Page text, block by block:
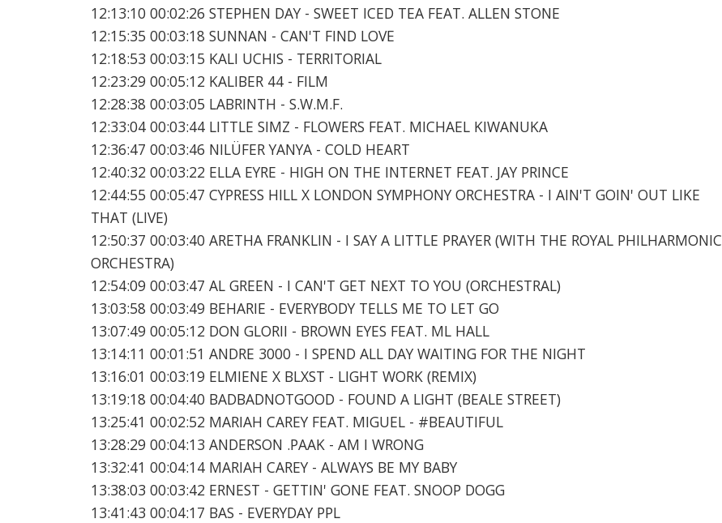
12:13:10 00:02:26 STEPHEN DAY - SWEET ICED TEA FEAT. ALLEN STONE
12:15:35 00:03:18 SUNNAN - CAN'T FIND LOVE
12:18:53 00:03:15 KALI UCHIS - TERRITORIAL
12:23:29 00:05:12 KALIBER 44 - FILM
12:28:38 00:03:05 LABRINTH - S.W.M.F.
12:33:04 00:03:44 LITTLE SIMZ - FLOWERS FEAT. MICHAEL KIWANUKA
12:36:47 00:03:46 NILÜFER YANYA - COLD HEART
12:40:32 00:03:22 ELLA EYRE - HIGH ON THE INTERNET FEAT. JAY PRINCE
12:44:55 00:05:47 CYPRESS HILL X LONDON SYMPHONY ORCHESTRA - I AIN'T GOIN' OUT LIKE
THAT (LIVE)
12:50:37 00:03:40 ARETHA FRANKLIN - I SAY A LITTLE PRAYER (WITH THE ROYAL PHILHARMONIC
ORCHESTRA)
12:54:09 00:03:47 AL GREEN - I CAN'T GET NEXT TO YOU (ORCHESTRAL)
13:03:58 00:03:49 BEHARIE - EVERYBODY TELLS ME TO LET GO
13:07:49 00:05:12 DON GLORII - BROWN EYES FEAT. ML HALL
13:14:11 00:01:51 ANDRE 3000 - I SPEND ALL DAY WAITING FOR THE NIGHT
13:16:01 00:03:19 ELMIENE X BLXST - LIGHT WORK (REMIX)
13:19:18 00:04:40 BADBADNOTGOOD - FOUND A LIGHT (BEALE STREET)
13:25:41 00:02:52 MARIAH CAREY FEAT. MIGUEL - #BEAUTIFUL
13:28:29 00:04:13 ANDERSON .PAAK - AM I WRONG
13:32:41 00:04:14 MARIAH CAREY - ALWAYS BE MY BABY
13:38:03 00:03:42 ERNEST - GETTIN' GONE FEAT. SNOOP DOGG
13:41:43 00:04:17 BAS - EVERYDAY PPL